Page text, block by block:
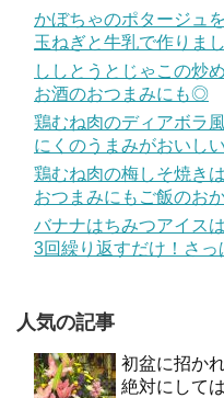
かぼちゃのポタージュ
玉ねぎと牛乳で作りま
ししとうとじゃこの炒
お酒のおつまみにも◎
鶏むね肉のディアボラ
にくのうまみがおいし
鶏むね肉の梅しそ焼き
おつまみにもご飯のお
バナナはちみつアイス
3回繰り返すだけ！さ
人気の記事
初盆に招か
絶対にして